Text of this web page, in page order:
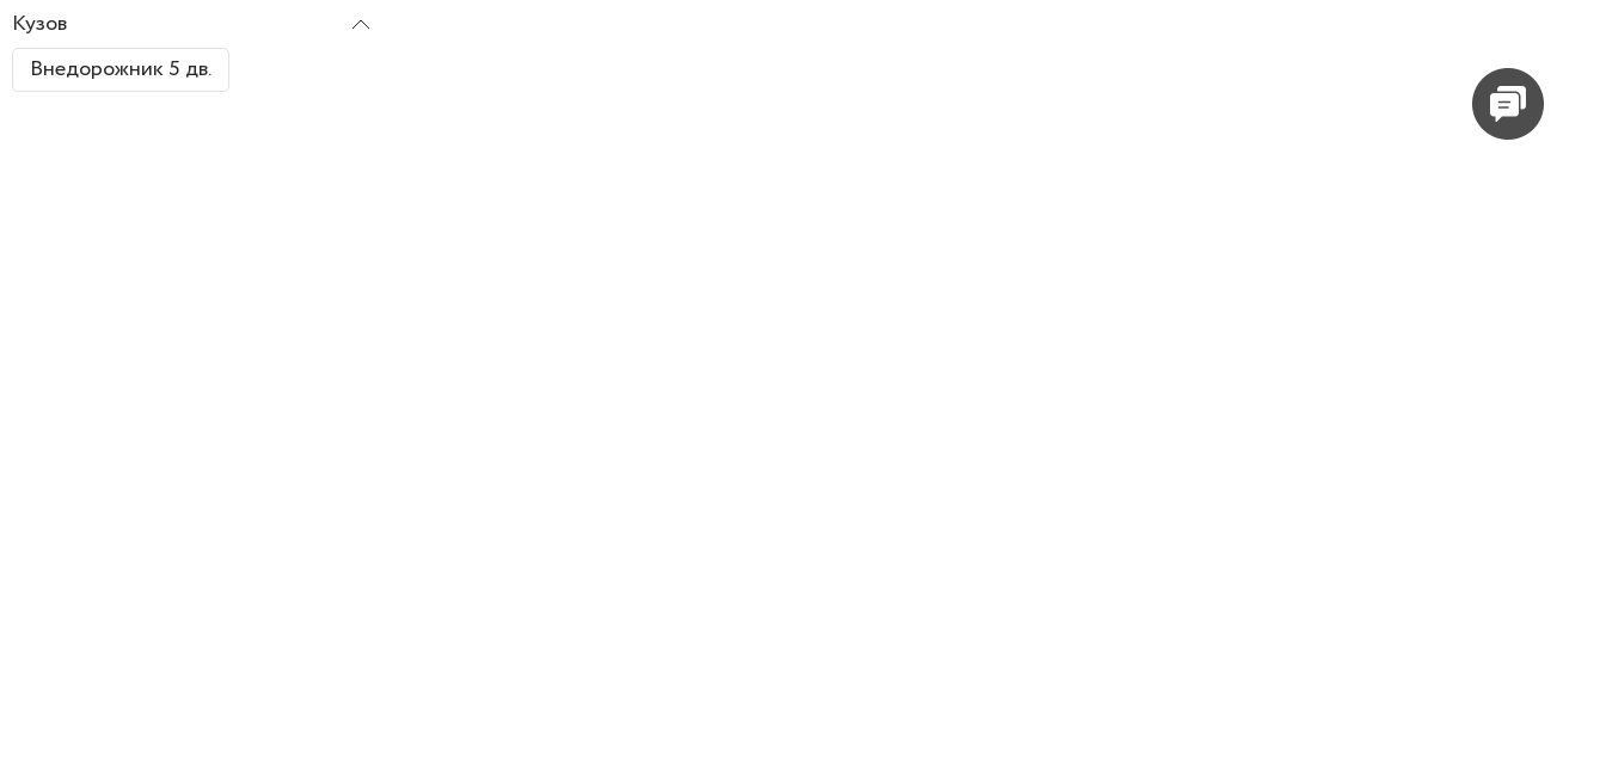
Кузов
Внедорожник 5 дв.